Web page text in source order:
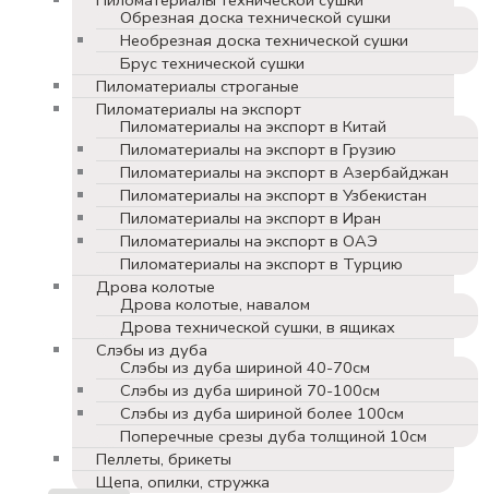
Обрезная доска технической сушки
Необрезная доска технической сушки
Брус технической сушки
Пиломатериалы строганые
Пиломатериалы на экспорт
Пиломатериалы на экспорт в Китай
Пиломатериалы на экспорт в Грузию
Пиломатериалы на экспорт в Азербайджан
Пиломатериалы на экспорт в Узбекистан
Пиломатериалы на экспорт в Иран
Пиломатериалы на экспорт в ОАЭ
Пиломатериалы на экспорт в Турцию
Дрова колотые
Дрова колотые, навалом
Дрова технической сушки, в ящиках
Слэбы из дуба
Слэбы из дуба шириной 40-70см
Слэбы из дуба шириной 70-100см
Слэбы из дуба шириной более 100см
Поперечные срезы дуба толщиной 10см
Пеллеты, брикеты
Щепа, опилки, стружка